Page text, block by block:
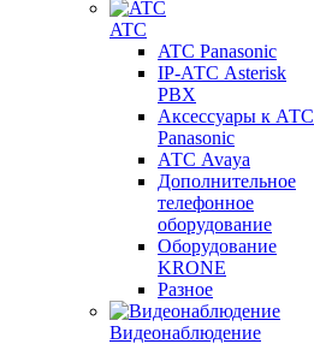
ATC
ATC Panasonic
IP-АТС Asterisk
PBX
Аксессуары к АТС
Panasonic
АТС Avaya
Дополнительное
телефонное
оборудование
Оборудование
KRONE
Разное
Видеонаблюдение